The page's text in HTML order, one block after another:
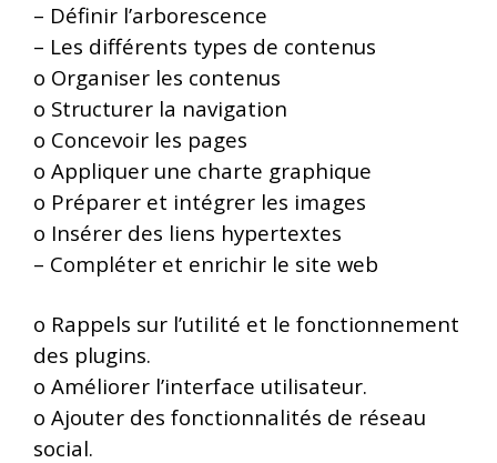
– Définir l’arborescence
– Les différents types de contenus
o Organiser les contenus
o Structurer la navigation
o Concevoir les pages
o Appliquer une charte graphique
o Préparer et intégrer les images
o Insérer des liens hypertextes
– Compléter et enrichir le site web
o Rappels sur l’utilité et le fonctionnement
des plugins.
o Améliorer l’interface utilisateur.
o Ajouter des fonctionnalités de réseau
social.